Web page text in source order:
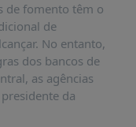
de fomento têm o
de
No entanto,
dos bancos de
as agências
da